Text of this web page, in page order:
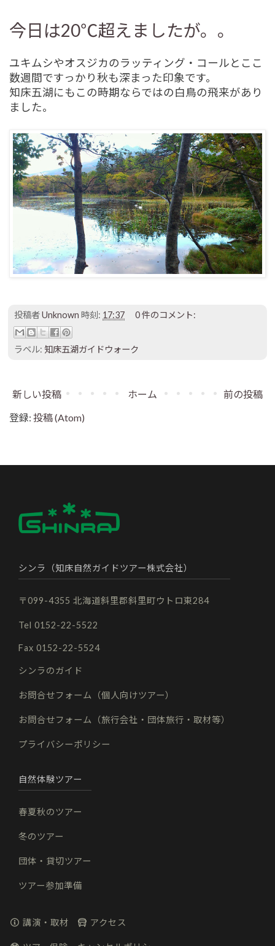
今日は20℃超えましたが。。
ユキムシやオスジカのラッティング・コールとここ
数週間ですっかり秋も深まった印象です。
知床五湖にもこの時期ならではの白鳥の飛来があり
ました。
投稿者Unknown 時刻: 17:37 0 件のコメント:
ラベル: 知床五湖ガイドウォーク
新しい投稿 前の投稿
ホーム
登録: 投稿 (Atom)
シンラ（知床自然ガイドツアー株式会社）
〒099-4355 北海道斜里郡斜里町ウトロ東284
Tel 0152-22-5522
Fax 0152-22-5524
シンラのガイド
お問合せフォーム（個人向けツアー）
お問合せフォーム（旅行会社・団体旅行・取材等）
プライバシーポリシー
自然体験ツアー
春夏秋のツアー
冬のツアー
団体・貸切ツアー
ツアー参加準備
講演・取材 アクセス